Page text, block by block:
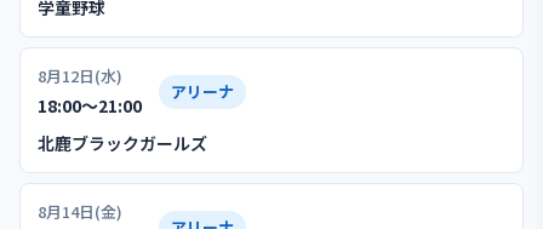
学童野球
8月12日(水)
18:00〜21:00
アリーナ
北鹿ブラックガールズ
8月14日(金)